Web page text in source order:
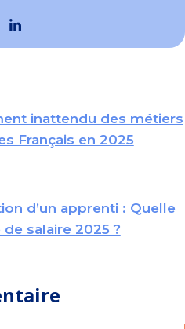
inattendu des métiers
Français en 2025
d’un apprenti : Quelle
salaire 2025 ?